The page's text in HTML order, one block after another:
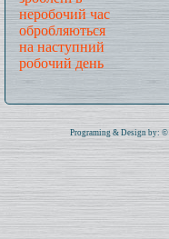
неробочий час
обробляються
на наступний
робочий день
Programing & Design by: ©